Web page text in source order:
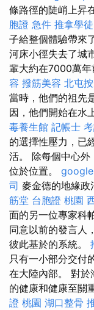
條路徑的陡峭上昇
胞證 急件 推拿學徒
子給整個體驗帶來
河床小徑失去了城
輩大約在7000萬年
容 撥筋美容 北屯
當時，他們的祖先
因，他們開始在水
毒養生館 記帳士
的選擇性壓力，已
活。 除每個中心
位於位置。
司 麥金德的地緣政
筋堂 台胞證 桃園
面的另一位專家科
同意以前的發言人
彼此基於的系統。
只有一小部分交付
在大陸內部。 對於
的健康和健康至關
證 桃園 湖口整骨